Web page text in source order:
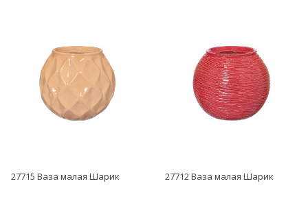
27715 Ваза малая Шарик 27712 Ваза малая Шарик